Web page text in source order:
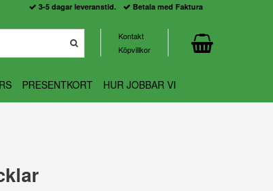
3-5 dagar leveranstid. Betala med Faktura
Kontakt
Köpvillkor
PRESENTKORT HUR JOBBAR VI